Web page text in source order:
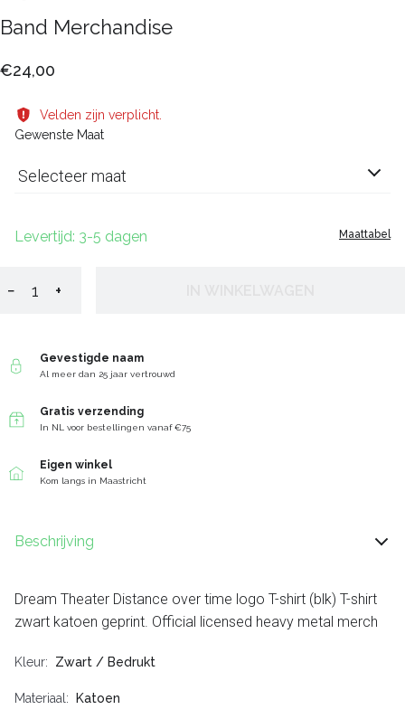
Band Merchandise
€24,00
Velden zijn verplicht.
Gewenste Maat
Selecteer maat
Maattabel
Levertijd: 3-5 dagen
− +
Gevestigde naam
Al meer dan 25 jaar vertrouwd
Gratis verzending
In NL voor bestellingen vanaf €75
Eigen winkel
Kom langs in Maastricht
Beschrijving
Dream Theater Distance over time logo T-shirt (blk) T-shirt
zwart katoen geprint. Official licensed heavy metal merch
Kleur Zwart / Bedrukt
Materiaal Katoen